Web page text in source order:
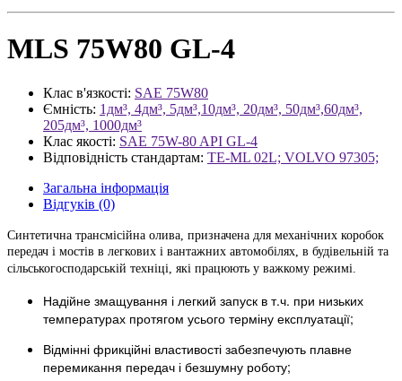
MLS 75W80 GL-4
Клас в'язкості: SAE 75W80
Ємність: 1дм³, 4дм³, 5дм³,10дм³, 20дм³, 50дм³,60дм³,
205дм³, 1000дм³
Клас якості: SAE 75W-80 API GL-4
Відповідність стандартам: TE-ML 02L; VOLVO 97305;
Загальна інформація
Відгуків (0)
Cинтетична трансмісійна олива, призначена для механічних коробок
передач і мостів в легкових і вантажних автомобілях, в будівельній та
сільськогосподарській техніці, які працюють у важкому режимі.
Надійне змащування і легкий запуск в т.ч. при низьких
температурах протягом усього терміну експлуатації;
Відмінні фрикційні властивості забезпечують плавне
перемикання передач і безшумну роботу;